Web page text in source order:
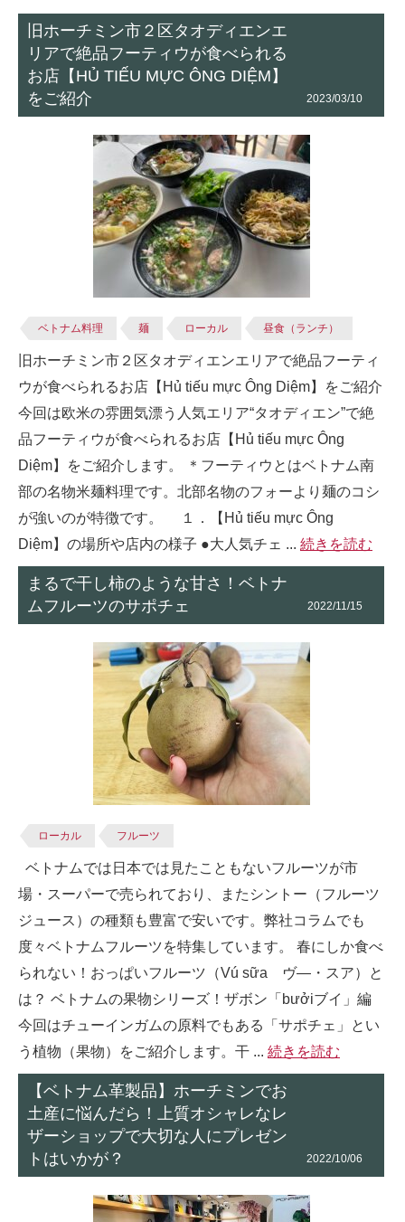
旧ホーチミン市２区タオディエンエ
リアで絶品フーティウが食べられる
お店【HỦ TIẾU MỰC ÔNG DIỆM】
をご紹介
2023/03/10
ベトナム料理 麺 ローカル 昼食（ランチ）
旧ホーチミン市２区タオディエンエリアで絶品フーティ
ウが食べられるお店【Hủ tiếu mực Ông Diệm】をご紹介
今回は欧米の雰囲気漂う人気エリア“タオディエン”で絶
品フーティウが食べられるお店【Hủ tiếu mực Ông
Diệm】をご紹介します。 ＊フーティウとはベトナム南
部の名物米麺料理です。北部名物のフォーより麺のコシ
が強いのが特徴です。 １．【Hủ tiếu mực Ông
Diệm】の場所や店内の様子 ●大人気チェ ... 続きを読む
まるで干し柿のような甘さ！ベトナ
ムフルーツのサポチェ
2022/11/15
ローカル フルーツ
ベトナムでは日本では見たこともないフルーツが市
場・スーパーで売られており、またシントー（フルーツ
ジュース）の種類も豊富で安いです。弊社コラムでも
度々ベトナムフルーツを特集しています。 春にしか食べ
られない！おっぱいフルーツ（Vú sữa ヴ―・スア）と
は？ ベトナムの果物シリーズ！ザボン「bưởiブイ」編
今回はチューインガムの原料でもある「サポチェ」とい
う植物（果物）をご紹介します。干 ... 続きを読む
【ベトナム革製品】ホーチミンでお
土産に悩んだら！上質オシャレなレ
ザーショップで大切な人にプレゼン
トはいかが？
2022/10/06